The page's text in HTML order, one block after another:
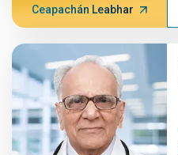
Ceapachán Leabhar